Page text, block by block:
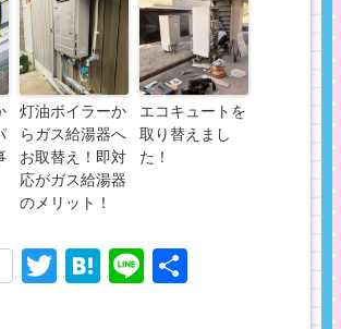
灯油ボイラーか
らガス給湯器へ
お取替え！即対
応がガス給湯器
のメリット！
エコキュートを
取り替えまし
た！
Twitter
Hatena
Line